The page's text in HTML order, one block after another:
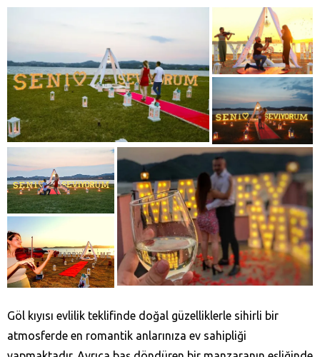
Göl kıyısı evlilik teklifinde doğal güzelliklerle sihirli bir
atmosferde en romantik anlarınıza ev sahipliği